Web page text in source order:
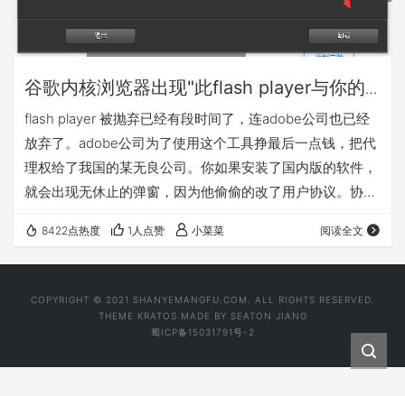
谷歌内核浏览器出现"此flash player与你的
地区不相容"的解决办法
flash player 被抛弃已经有段时间了，连adobe公司也已经
放弃了。adobe公司为了使用这个工具挣最后一点钱，把代
理权给了我国的某无良公司。你如果安装了国内版的软件，
就会出现无休止的弹窗，因为他偷偷的改了用户协议。协议
国际版不就完了吗？但是事实并非如此，无良公司已经和
adobe公司合作把门焊死了。当你安装完国际版的adobe
是用flash 又不屈从于无良公司呢。我觉着有以下办法。
8422点热度 1人点赞 小菜菜 阅读全文
COPYRIGHT © 2021 SHANYEMANGFU.COM. ALL RIGHTS RESERVED.
THEME KRATOS MADE BY SEATON JIANG
蜀ICP备15031791号-2